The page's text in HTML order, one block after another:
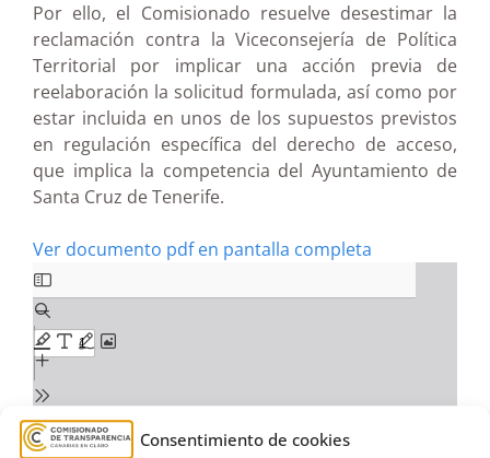
Consentimiento de cookies
Por ello, el Comisionado resuelve desestimar la
reclamación contra la Viceconsejería de Política
Territorial por implicar una acción previa de
reelaboración la solicitud formulada, así como por
estar incluida en unos de los supuestos previstos
en regulación específica del derecho de acceso,
que implica la competencia del Ayuntamiento de
Santa Cruz de Tenerife.
Ver documento pdf en pantalla completa